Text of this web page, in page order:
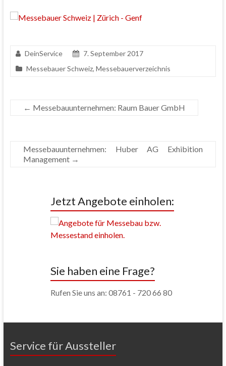
DeinService
7. September 2017
Messebauer Schweiz, Messebauerverzeichnis
← Messebauunternehmen: Raum Bauer GmbH
Messebauunternehmen: Huber AG Exhibition
Management →
Jetzt Angebote einholen:
Sie haben eine Frage?
Rufen Sie uns an: 08761 - 720 66 80
Service für Aussteller